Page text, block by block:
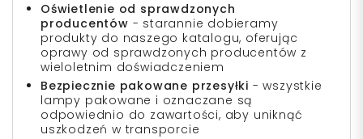
Oświetlenie od sprawdzonych
producentów - starannie dobieramy
produkty do naszego katalogu, oferując
oprawy od sprawdzonych producentów z
wieloletnim doświadczeniem
Bezpiecznie pakowane przesyłki - wszystkie
lampy pakowane i oznaczane są
odpowiednio do zawartości, aby uniknąć
uszkodzeń w transporcie